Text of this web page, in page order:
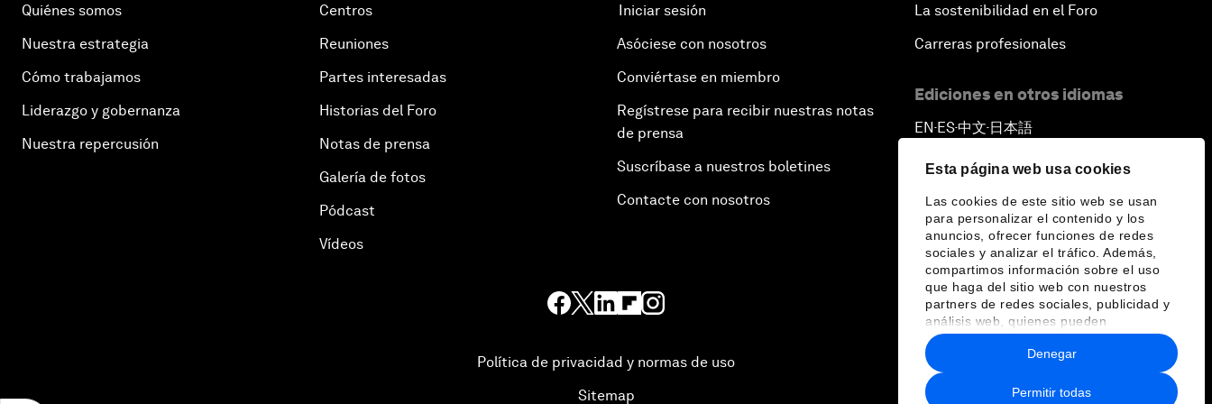
Esta página web usa cookies
Las cookies de este sitio web se usan
para personalizar el contenido y los
anuncios, ofrecer funciones de redes
sociales y analizar el tráfico. Además,
compartimos información sobre el uso
que haga del sitio web con nuestros
partners de redes sociales, publicidad y
análisis web, quienes pueden
combinarla con otra información que les
haya proporcionado o que hayan
recopilado a partir del uso que haya
hecho de sus servicios.
Permitir todas
Denegar
Quiénes somos
Nuestra estrategia
Cómo trabajamos
Liderazgo y gobernanza
Nuestra repercusión
Centros
Reuniones
Partes interesadas
Historias del Foro
Notas de prensa
Galería de fotos
Pódcast
Vídeos
Iniciar sesión
Asóciese con nosotros
Conviértase en miembro
Regístrese para recibir nuestras notas
de prensa
Suscríbase a nuestros boletines
Contacte con nosotros
La sostenibilidad en el Foro
Carreras profesionales
Ediciones en otros idiomas
EN ▪ ES▪中文▪ 日本語
Política de privacidad y normas de uso
Sitemap